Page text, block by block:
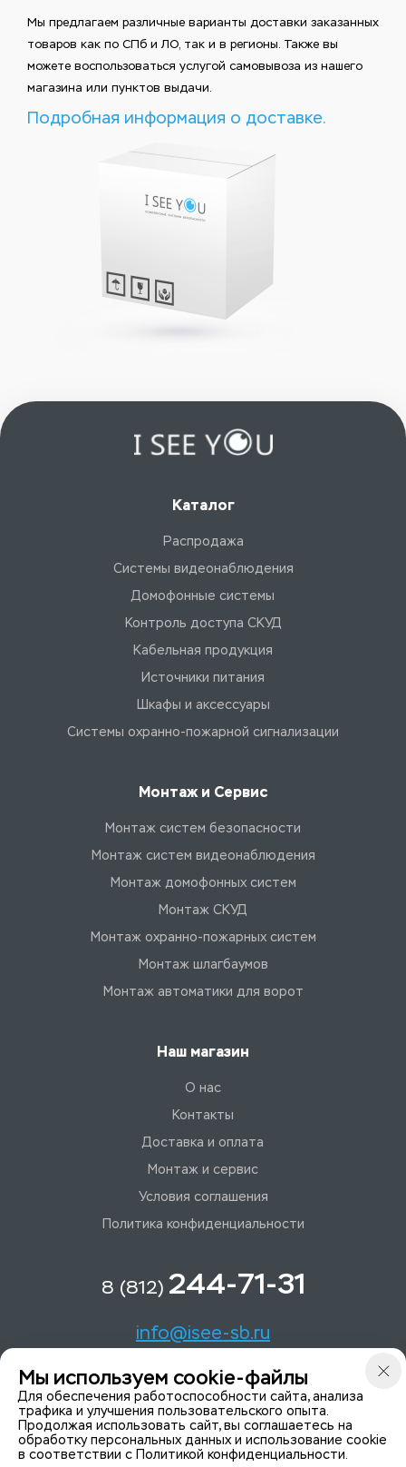
Мы предлагаем различные варианты доставки заказанных
товаров как по СПб и ЛО, так и в регионы. Также вы
можете воспользоваться услугой самовывоза из нашего
магазина или пунктов выдачи.
Подробная информация о доставке.
Каталог
Распродажа
Системы видеонаблюдения
Домофонные системы
Контроль доступа СКУД
Кабельная продукция
Источники питания
Шкафы и аксессуары
Системы охранно-пожарной сигнализации
Монтаж и Сервис
Монтаж систем безопасности
Монтаж систем видеонаблюдения
Монтаж домофонных систем
Монтаж СКУД
Монтаж охранно-пожарных систем
Монтаж шлагбаумов
Монтаж автоматики для ворот
Наш магазин
О нас
Контакты
Доставка и оплата
Монтаж и сервис
Условия соглашения
Политика конфиденциальности
8 (812) 244-71-31
info@isee-sb.ru
Светлановский пр-кт, д. 70, корп. 1
Мы в Telegam
Мы используем cookie-файлы
Для обеспечения работоспособности сайта, анализа
трафика и улучшения пользовательского опыта.
Продолжая использовать сайт, вы соглашаетесь на
обработку персональных данных и использование cookie
в соответствии с Политикой конфиденциальности.